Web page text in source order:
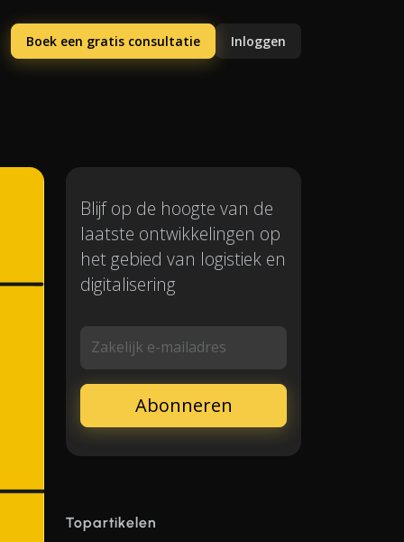
Boek een gratis consultatie Inloggen
Blijf op de hoogte van de
laatste ontwikkelingen op
het gebied van logistiek en
digitalisering
Zakelijk e-mailadres
Topartikelen